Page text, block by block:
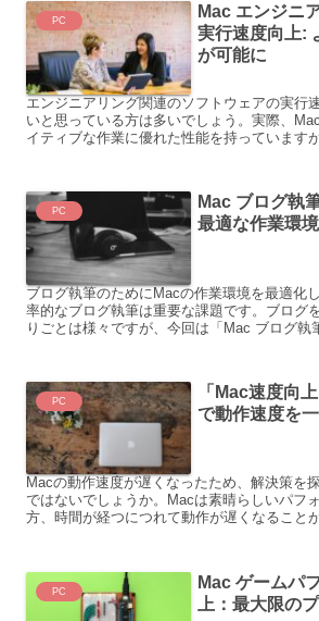
PC
Mac エンジニ
実行速度向上:
が可能に
エンジニアリング関連のソフトウェアの実行
いと思っている方は多いでしょう。実際、
イティブな作業に優れた性能を持っています
PC
Mac ブログ執
最適な作業環
ブログ執筆のためにMacの作業環境を最適化
率的なブログ執筆は重要な課題です。ブログ
りごとは様々ですが、今回は「Mac ブログ執
PC
「Mac速度向
で動作速度を
Macの動作速度が遅くなったため、解決策を
ではないでしょうか。Macは素晴らしいパフ
方、時間が経つにつれて動作が遅くなること
PC
Mac ゲームパ
上：最大限の